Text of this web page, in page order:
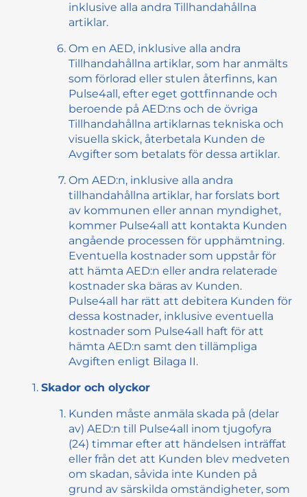
inklusive alla andra Tillhandahållna
artiklar.
Om en AED, inklusive alla andra
Tillhandahållna artiklar, som har anmälts
som förlorad eller stulen återfinns, kan
Pulse4all, efter eget gottfinnande och
beroende på AED:ns och de övriga
Tillhandahållna artiklarnas tekniska och
visuella skick, återbetala Kunden de
Avgifter som betalats för dessa artiklar.
Om AED:n, inklusive alla andra
tillhandahållna artiklar, har forslats bort
av kommunen eller annan myndighet,
kommer Pulse4all att kontakta Kunden
angående processen för upphämtning.
Eventuella kostnader som uppstår för
att hämta AED:n eller andra relaterade
kostnader ska bäras av Kunden.
Pulse4all har rätt att debitera Kunden för
dessa kostnader, inklusive eventuella
kostnader som Pulse4all haft för att
hämta AED:n samt den tillämpliga
Avgiften enligt Bilaga II.
Skador och olyckor
Kunden måste anmäla skada på (delar
av) AED:n till Pulse4all inom tjugofyra
(24) timmar efter att händelsen inträffat
eller från det att Kunden blev medveten
om skadan, såvida inte Kunden på
grund av särskilda omständigheter, som